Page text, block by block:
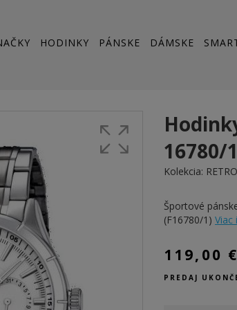
HODINKY PÁNSKE DÁMSKE
16780/1
Kolekcia: RETRO
Športové
(F16780/1) Viac
119,00 €
PREDAJ